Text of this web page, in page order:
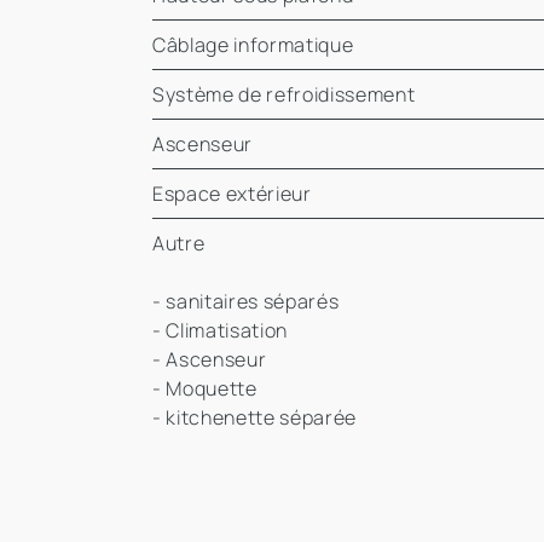
Câblage informatique
Système de refroidissement
Ascenseur
Espace extérieur
Autre
- sanitaires séparés
- Climatisation
- Ascenseur
- Moquette
- kitchenette séparée